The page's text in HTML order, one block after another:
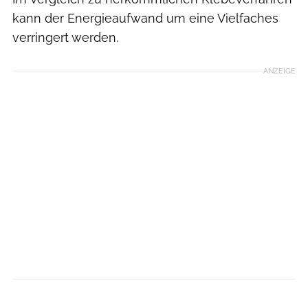
kann der Energieaufwand um eine Vielfaches
verringert werden.
ANZEIGE